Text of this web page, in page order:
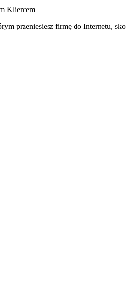
Klientem
przeniesiesz firmę do Internetu,